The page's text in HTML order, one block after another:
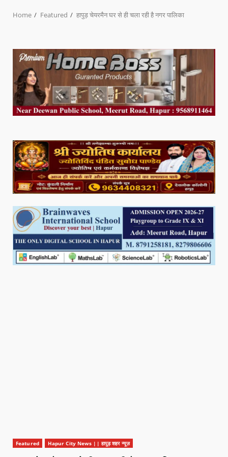
Home Featured हापुड़ चेयरमैन घर से ही चला रही है नगर पालिका
Featured Hapur City News || हापुड़ शहर न्यूज़